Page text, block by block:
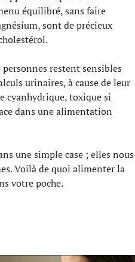
équilibré, sans faire
sont de précieux
restent sensibles
urinaires, à cause de leur
cyanhydrique, toxique si
dans une alimentation
une simple case ; elles nous
Voilà de quoi alimenter la
votre poche.